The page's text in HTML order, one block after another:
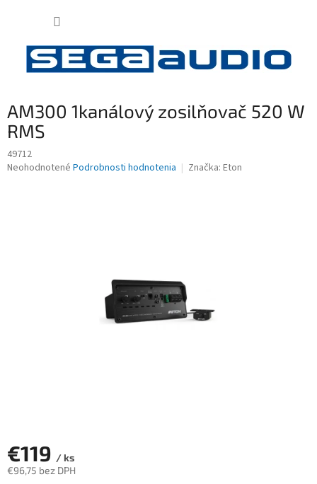
AM300 1kanálový zosilňovač 520 W
RMS
49712
Priemerné
Neohodnotené Podrobnosti hodnotenia Značka: Eton
€119 / ks
€96,75 bez DPH